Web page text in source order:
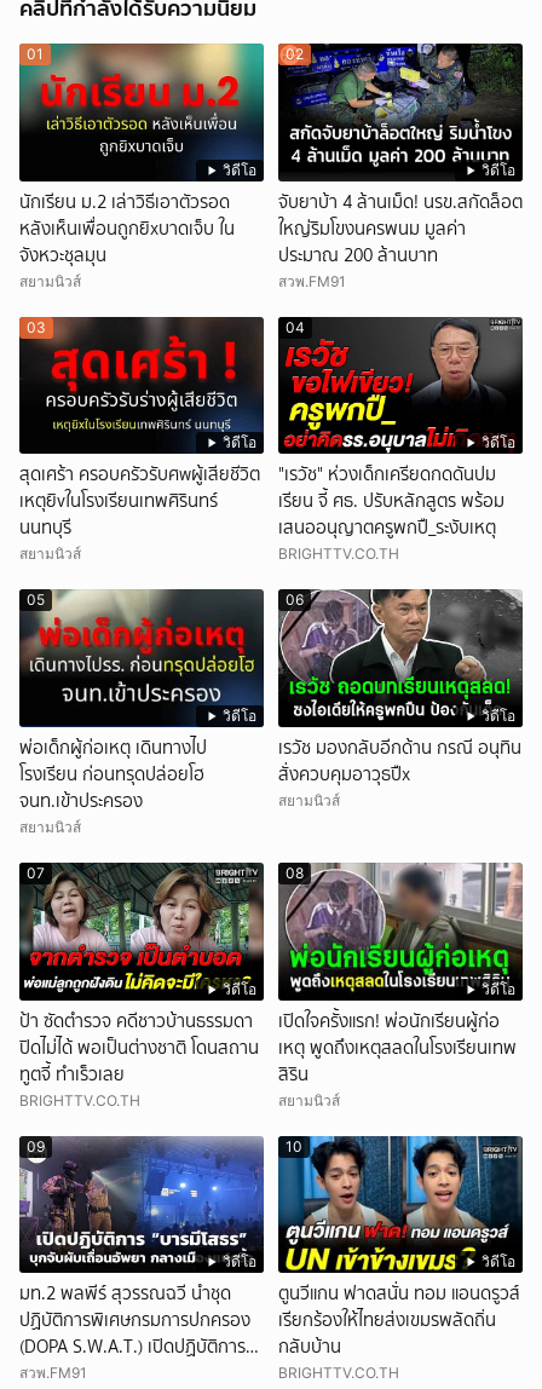
คลิปที่กำลังได้รับความนิยม
วิดีโอ
01
นักเรียน ม.2 เล่าวิธีเอาตัวรอด
หลังเห็นเพื่อนถูกยิxบาดเจ็บ ใน
จังหวะชุลมุน
สยามนิวส์
วิดีโอ
02
จับยาบ้า 4 ล้านเม็ด! นรข.สกัดล็อต
ใหญ่ริมโขงนครพนม มูลค่า
ประมาณ 200 ล้านบาท
สวพ.FM91
วิดีโอ
03
สุดเศร้า ครอบครัวรับศwผู้เสียชีวิต
เหตุยิvในโรงเรียนเทพศิรินทร์
นนทบุรี
สยามนิวส์
วิดีโอ
04
"เรวัช" ห่วงเด็กเครียดกดดันปม
เรียน จี้ ศธ. ปรับหลักสูตร พร้อม
เสนออนุญาตครูพกปื_ระงับเหตุ
BRIGHTTV.CO.TH
วิดีโอ
05
พ่อเด็กผู้ก่อเหตุ เดินทางไป
โรงเรียน ก่อนทรุดปล่อยโฮ
จนท.เข้าประครอง
สยามนิวส์
วิดีโอ
06
เรวัช มองกลับอีกด้าน กรณี อนุทิน
สั่งควบคุมอาวุธปืx
สยามนิวส์
วิดีโอ
07
ป้า ซัดตำรวจ คดีชาวบ้านธรรมดา
ปิดไม่ได้ พอเป็นต่างชาติ โดนสถาน
ทูตจี้ ทำเร็วเลย
BRIGHTTV.CO.TH
วิดีโอ
08
เปิดใจครั้งแรก! พ่อนักเรียนผู้ก่อ
เหตุ พูดถึงเหตุสลดในโรงเรียนเทพ
สิริน
สยามนิวส์
วิดีโอ
09
มท.2 พลพีร์ สุวรรณฉวี นำชุด
ปฏิบัติการพิเศษกรมการปกครอง
(DOPA S.W.A.T.) เปิดปฏิบัติการ
“บารมีโสธร” บุกจับผับเถื่อนอัพยา
สวพ.FM91
วิดีโอ
10
ตูนวีแกน ฟาดสนั่น ทอม แอนดรูวส์
เรียกร้องให้ไทยส่งเขมรพลัดถิ่น
กลับบ้าน
BRIGHTTV.CO.TH